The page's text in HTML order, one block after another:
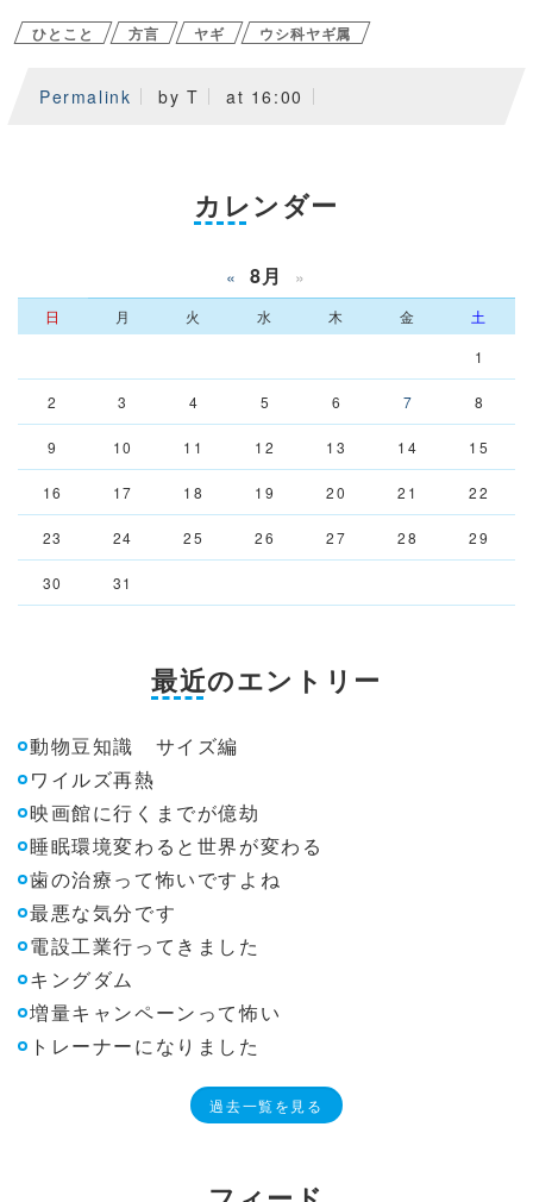
ひとこと 方言 ヤギ ウシ科ヤギ属
Permalink by T at 16:00
カレンダー
« 8月 »
日 月 火 水 木 金
土
1
2 3 4 5 6 7 8
9 10 11 12 13 14 15
16 17 18 19 20 21 22
23 24 25 26 27 28 29
30 31
最近のエントリー
動物豆知識 サイズ編
ワイルズ再熱
映画館に行くまでが億劫
睡眠環境変わると世界が変わる
歯の治療って怖いですよね
最悪な気分です
電設工業行ってきました
キングダム
増量キャンペーンって怖い
トレーナーになりました
過去一覧を見る